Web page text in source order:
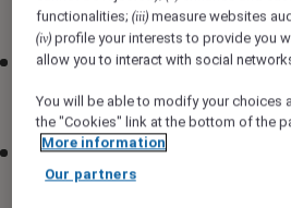
affiancamento al front office
Anticipare le esigenze degli ospiti
soggiorno
Avere una conoscenza completa
tipologie di camere, le relative
functionalities;(iii) measure websites
(iv) profile your interests to provide you
allow you to interact with social
You will be able to modify your choices
the "Cookies" link at the bottom of the
More information
Our partners